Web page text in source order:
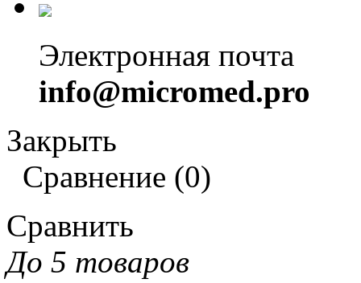
Электронная почта
info@micromed.pro
Закрыть
Сравнение (0)
Сравнить
До 5 товаров